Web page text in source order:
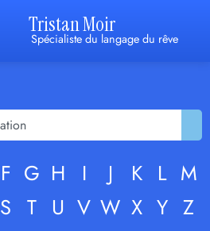
Tristan Moir
Spécialiste du langage du rêve
F G H I J K L M
S T U V W X Y Z